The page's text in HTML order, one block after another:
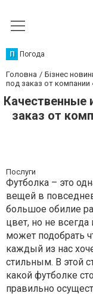
П Погода
Головна Бізнес
под заказ от
Качественные
заказ от
Послуги
Футболка – это
вещей в
большое обилие
цвет, но не
может подобрать
каждый из нас
стильным. В этой
какой футболке
правильно